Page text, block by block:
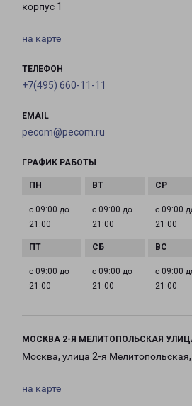
корпус 1
на карте
ТЕЛЕФОН
+7(495) 660-11-11
EMAIL
pecom@pecom.ru
ГРАФИК РАБОТЫ
с 09:00 до
21:00
с 09:00 до
21:00
с 09:00
21:00
с 09:00 до
21:00
с 09:00 до
21:00
с 09:00
21:00
МОСКВА 2-Я МЕЛИТОПОЛЬСКАЯ
Москва, улица 2-я Мелитопольская,
на карте